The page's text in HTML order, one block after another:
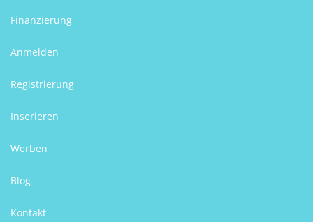
Finanzierung
Anmelden
Registrierung
Inserieren
Werben
Blog
Kontakt